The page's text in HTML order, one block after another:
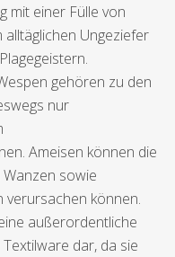
mit einer Fülle von
Ungeziefer
gehören zu den
nur
Ameisen können die
sowie
verursachen können.
außerordentliche
dar, da sie